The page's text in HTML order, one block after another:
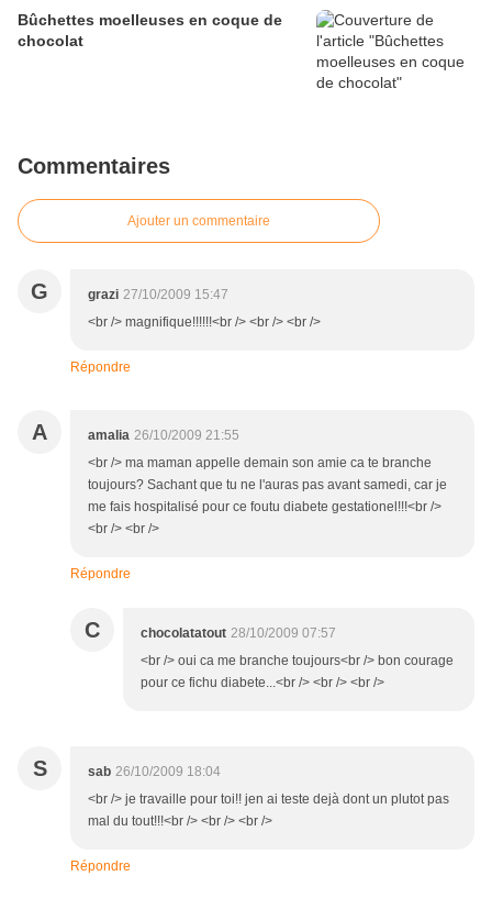
Bûchettes moelleuses en coque de
chocolat
Commentaires
Ajouter un commentaire
G grazi 27/10/2009 15:47
<br /> magnifique!!!!!!<br /> <br /> <br />
Répondre
A amalia 26/10/2009 21:55
<br /> ma maman appelle demain son amie ca te branche
toujours? Sachant que tu ne l'auras pas avant samedi, car je
me fais hospitalisé pour ce foutu diabete gestationel!!!<br />
<br /> <br />
Répondre
C chocolatatout 28/10/2009 07:57
<br /> oui ca me branche toujours<br /> bon courage
pour ce fichu diabete...<br /> <br /> <br />
S sab 26/10/2009 18:04
<br /> je travaille pour toi!! jen ai teste dejà dont un plutot pas
mal du tout!!!<br /> <br /> <br />
Répondre